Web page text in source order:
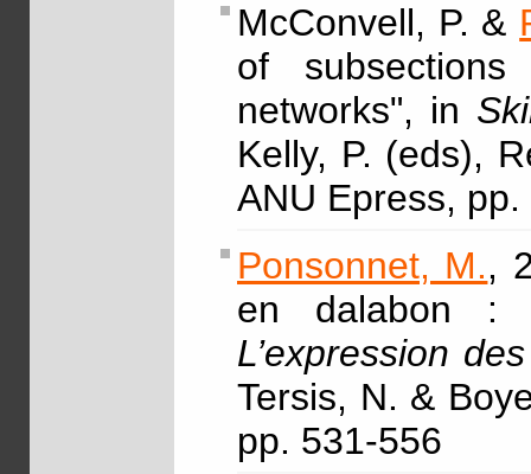
McConvell, P. &
of subsections
networks", in
Kelly, P. (eds),
ANU Epress,
Ponsonnet, M.,
en dalabon :
L’expression
Tersis, N. &
pp. 531-556